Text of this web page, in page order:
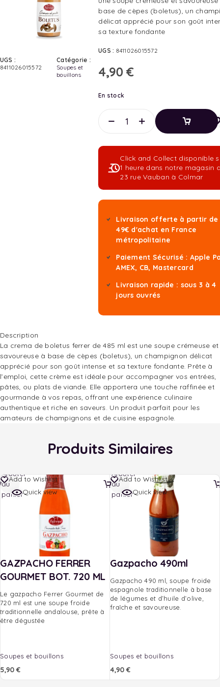
UGS :
8411026015572
Catégorie :
Soupes et
bouillons
base de cèpes (boletus), un
délicat apprécié pour son goût
sa texture fondante
UGS : 8411026015572
4,90 €
En stock
Panier
Ajouter
Au
Panier
Click and Collect disponible
1 heure dans notre magasin
23 rue Vauban à Colmar
Livraison offerte à partir de
49€ d'achat en France
métropolitaine
Paiement Sécurisé : Apple
AMEX, CB, Mastercard
Livraison rapide : sous 3 à 4
jours ouvrés
Description
La crema de boletus ferrer de 485 ml est une soupe crémeuse et
savoureuse à base de cèpes (boletus), un champignon délicat
apprécié pour son goût intense et sa texture fondante. Prête à
l’emploi, cette crème est idéale pour accompagner vos entrées,
pâtes, ou plats de viande. Elle apportera une touche raffinée et
gourmande à vos repas, offrant une expérience culinaire
authentique et riche en saveurs. Un produit parfait pour les
amateurs de champignons et de cuisine espagnole.
Produits Similaires
Add to Wishlist
Quick view
GAZPACHO FERRER
GOURMET BOT. 720 ML
Le gazpacho Ferrer Gourmet de
720 ml est une soupe froide
traditionnelle andalouse, prête à
être dégustée
Soupes et bouillons
5,90 €
Ajouter
au
panier
Add to Wishlist
Quick view
Gazpacho 490ml
Gazpacho 490 ml, soupe froide
espagnole traditionnelle à base
de légumes et d’huile d’olive,
fraîche et savoureuse.
Soupes et bouillons
4,90 €
Ajouter
au
panier